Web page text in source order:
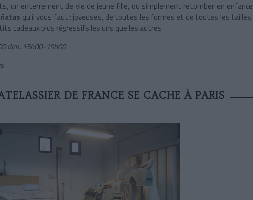
un enterrement de vie de jeune fille, ou simplement retomber en enfance
qu'il vous faut : joyeuses, de toutes les formes et de toutes les tailles,
cadeaux plus régressifs les uns que les autres
dim. 15h00-19h00
DE FRANCE SE CACHE À PARIS